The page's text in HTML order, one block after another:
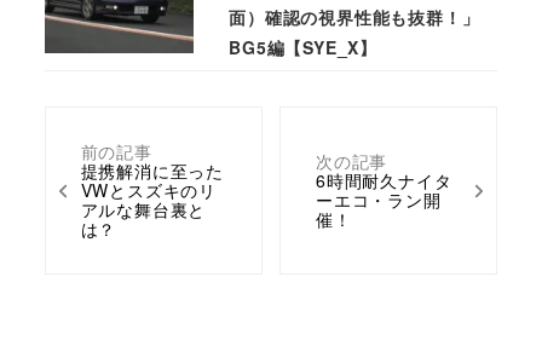
前の記事
提携解消に至った
VWとスズキのリ
アルな舞台裏と
は？
次の記事
6時間耐久ナイタ
ーエコ・ラン開
催！
面）確認の視界性能も抜群！」
BG5編【SYE_X】